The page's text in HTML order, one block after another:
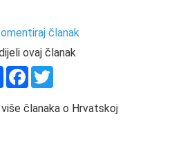
članak
ovaj članak
ShareFacebook
članaka o Hrvatskoj